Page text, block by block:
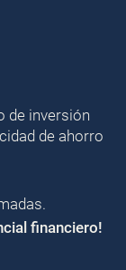
de inversión
de ahorro
financiero!